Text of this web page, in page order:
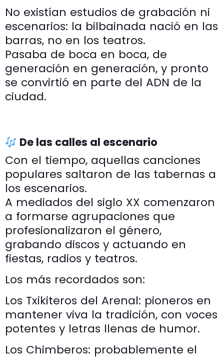
No existían estudios de grabación ni
escenarios: la bilbainada nació en las
barras, no en los teatros.
Pasaba de boca en boca, de
generación en generación, y pronto
se convirtió en parte del ADN de la
ciudad.
De las calles al escenario
Con el tiempo, aquellas canciones
populares saltaron de las tabernas a
los escenarios.
A mediados del siglo XX comenzaron
a formarse agrupaciones que
profesionalizaron el género,
grabando discos y actuando en
fiestas, radios y teatros.
Los más recordados son:
Los Txikiteros del Arenal: pioneros en
mantener viva la tradición, con voces
potentes y letras llenas de humor.
Los Chimberos: probablemente el